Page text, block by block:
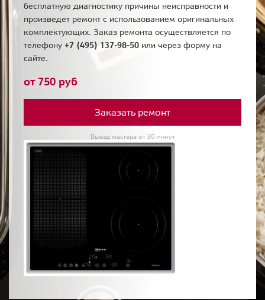
бесплатную диагностику причины неисправности и
произведет ремонт с использованием оригинальных
комплектующих. Заказ ремонта осуществляется по
телефону +7 (495) 137-98-50 или через форму на
сайте.
от 750 руб
Заказать ремонт
Выезд мастера от 30 минут